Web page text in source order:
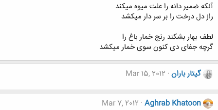
آن‏که ضمیر دانه را علت میوه می‏کند
راز دل درخت را بر سر دار می‏کشد
لطف بهار بشکند رنج خمار باغ را
گرچه جفای دی کنون سوی خمار می‏کشد
گیتار باران Mar 15, 2012
Aghrab Khatoon
Mar 7, 2012